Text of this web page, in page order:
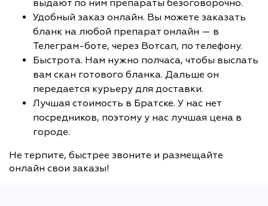
выдают по ним препараты безоговорочно.
Удобный заказ онлайн. Вы можете заказать
бланк на любой препарат онлайн — в
Телеграм-боте, через Вотсап, по телефону.
Быстрота. Нам нужно полчаса, чтобы выслать
вам скан готового бланка. Дальше он
передается курьеру для доставки.
Лучшая стоимость в Братске. У нас нет
посредников, поэтому у нас лучшая цена в
городе.
Не терпите, быстрее звоните и размещайте
онлайн свои заказы!